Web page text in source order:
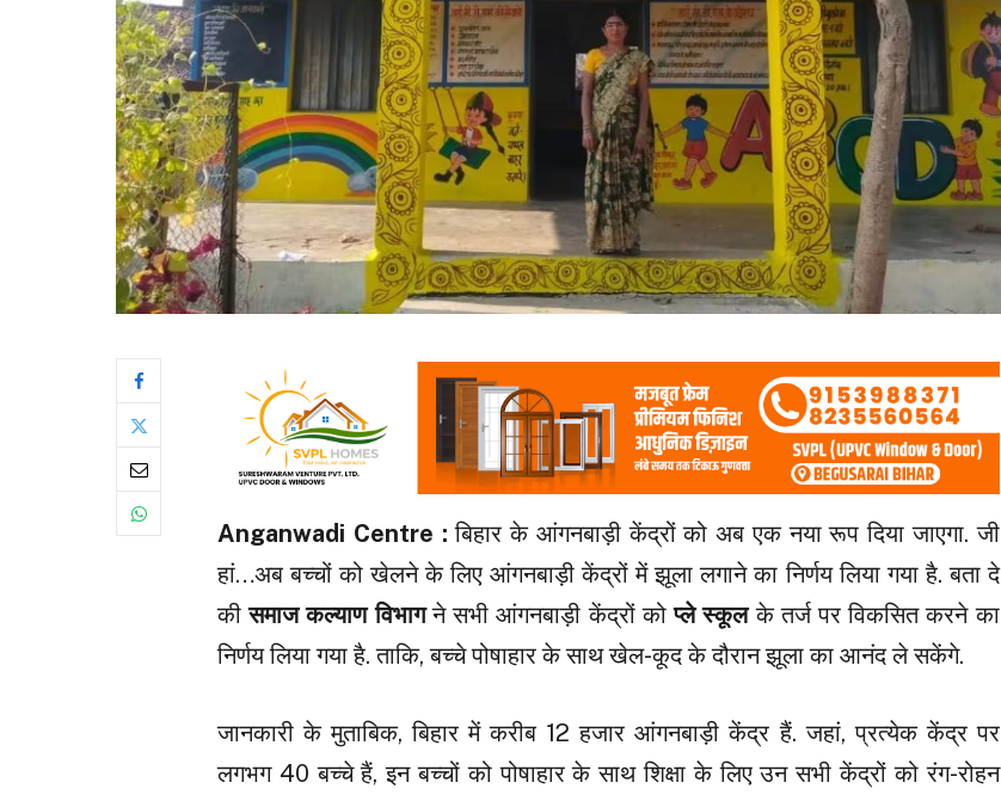
Anganwadi Centre :बिहार के आंगनबाड़ी केंद्रों को अब एक नया रूप दिया जाएगा. जी
हां…अब बच्चों को खेलने के लिए आंगनबाड़ी केंद्रों में झूला लगाने का निर्णय लिया गया है. बता दे
कीसमाज कल्याण विभागने सभी आंगनबाड़ी केंद्रों कोप्ले स्कूलके तर्ज पर विकसित करने का
निर्णय लिया गया है. ताकि, बच्चे पोषाहार के साथ खेल-कूद के दौरान झूला का आनंद ले सकेंगे.
जानकारी के मुताबिक, बिहार में करीब 12 हजार आंगनबाड़ी केंद्र हैं. जहां, प्रत्येक केंद्र पर
लगभग 40 बच्चे हैं, इन बच्चों को पोषाहार के साथ शिक्षा के लिए उन सभी केंद्रों को रंग-रोहन